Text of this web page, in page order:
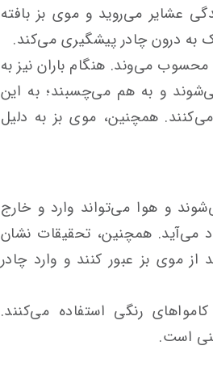
عشایر می‌روید و موی بز بافته
به درون چادر پیشگیری می‌کند.
می‌وند. هنگام باران نیز به
و به هم می‌چسبند؛ به این
همچنین، موی بز به دلیل
و هوا می‌تواند وارد و خارج
می‌آید. همچنین، تحقیقات نشان
از موی بز عبور کنند و وارد چادر
رنگی استفاده می‌کنند.
است.